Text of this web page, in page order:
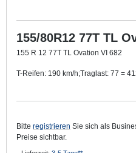
155/80R12 77T TL
155 R 12 77T TL Ovation VI 682
T-Reifen: 190 km/h;Traglast: 77 =
Bitte registrieren Sie sich als
Preise sichtbar.